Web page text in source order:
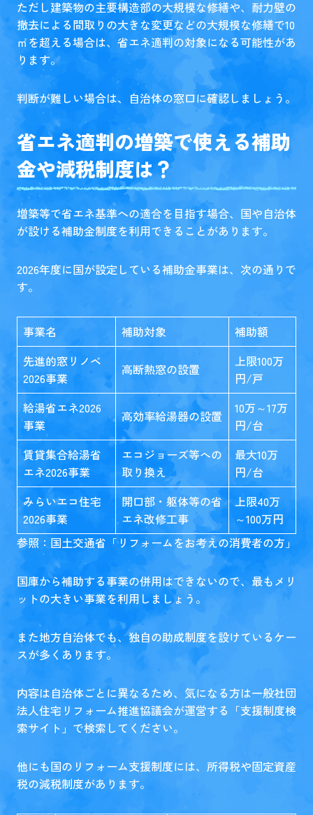
ただし建築物の主要構造部の大規模な修繕や、耐力壁の
撤去による間取りの大きな変更などの大規模な修繕で10
㎡を超える場合は、省エネ適判の対象になる可能性があ
ります。
判断が難しい場合は、自治体の窓口に確認しましょう。
省エネ適判の増築で使える補助
金や減税制度は？
増築等で省エネ基準への適合を目指す場合、国や自治体
が設ける補助金制度を利用できることがあります。
2026年度に国が設定している補助金事業は、次の通りで
す。
事業名 補助対象
補助額
先進的窓リノベ
2026事業
高断熱窓の設置
上限100万
円/戸
給湯省エネ2026
事業
高効率給湯器の設置
10万～17万
円/台
賃貸集合給湯省
エネ2026事業
エコジョーズ等への
取り換え
最大10万
円/台
みらいエコ住宅
2026事業
開口部・躯体等の省
エネ改修工事
上限40万
～100万円
参照：国土交通省「リフォームをお考えの消費者の方 」
国庫から補助する事業の併用はできないので、最もメリ
ットの大きい事業を利用しましょう。
また地方自治体でも、独自の助成制度を設けているケー
スが多くあります。
内容は自治体ごとに異なるため、気になる方は一般社団
法人住宅リフォーム推進協議会が運営する「支援制度検
索サイト 」で検索してください。
他にも国のリフォーム支援制度には、所得税や固定資産
税の減税制度があります。